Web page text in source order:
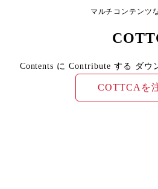
マルチコンテンツ
Contents に Contribute する ダウ
COTTCAを